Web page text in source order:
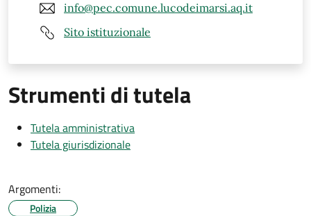
info@pec.comune.lucodeimarsi.aq.it
Sito istituzionale
Strumenti di tutela
Tutela amministrativa
Tutela giurisdizionale
Argomenti:
Polizia